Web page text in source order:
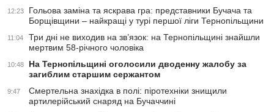
12:23
Гольова заміна та яскрава гра: представники Бучача та
Борщівщини – найкращі у турі першої ліги Тернопільщини
11:04
Три дні не виходив на зв’язок: на Тернопільщині знайшли
мертвим 58-річного чоловіка
10:48
На Тернопільщині оголосили дводенну жалобу за
загиблим старшим сержантом
9:47
Смертельна знахідка в полі: піротехніки знищили
артилерійський снаряд на Бучаччині